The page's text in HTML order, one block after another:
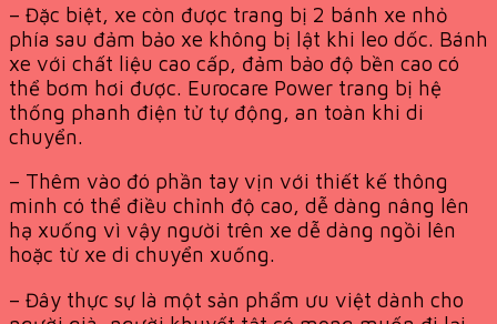
– Đặc biệt, xe còn được trang bị 2 bánh xe nhỏ
phía sau đảm bảo xe không bị lật khi leo dốc. Bánh
xe với chất liệu cao cấp, đảm bảo độ bền cao có
thể bơm hơi được. Eurocare Power trang bị hệ
thống phanh điện tử tự động, an toàn khi di
chuyển.
– Thêm vào đó phần tay vịn với thiết kế thông
minh có thể điều chỉnh độ cao, dễ dàng nâng lên
hạ xuống vì vậy người trên xe dễ dàng ngồi lên
hoặc từ xe di chuyển xuống.
– Đây thực sự là một sản phẩm ưu việt dành cho